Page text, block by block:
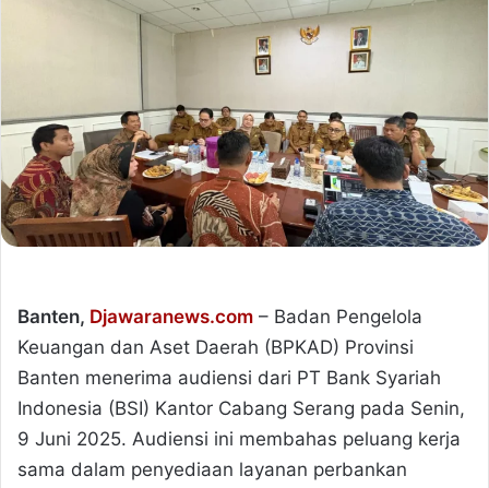
Banten, Djawaranews.com – Badan Pengelola
Keuangan dan Aset Daerah (BPKAD) Provinsi
Banten menerima audiensi dari PT Bank Syariah
Indonesia (BSI) Kantor Cabang Serang pada Senin,
9 Juni 2025. Audiensi ini membahas peluang kerja
sama dalam penyediaan layanan perbankan